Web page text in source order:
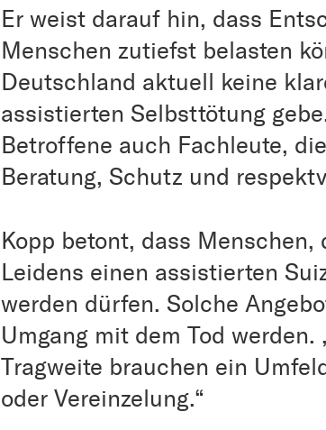
Er weist darauf hin, dass
Menschen zutiefst belasten
Deutschland aktuell keine
assistierten Selbsttötung
Betroffene auch Fachleute,
Beratung, Schutz und
Kopp betont, dass
Leidens einen assistierten
werden dürfen. Solche
Umgang mit dem Tod
Tragweite brauchen ein
oder Vereinzelung.“